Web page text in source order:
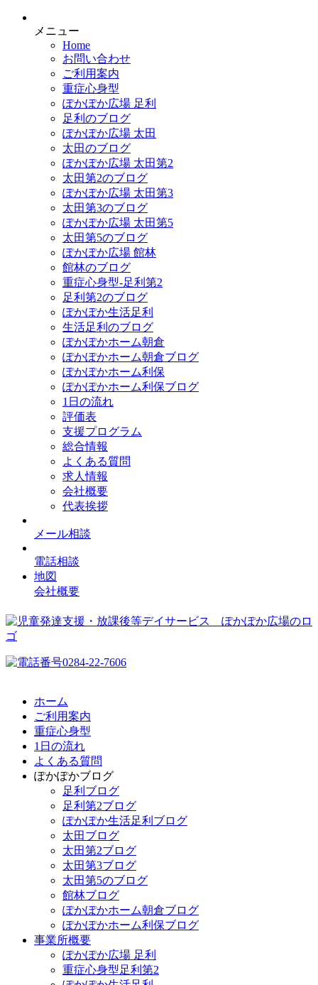
メニュー
Home
お問い合わせ
ご利用案内
重症心身型
ぽかぽか広場 足利
足利のブログ
ぽかぽか広場 太田
太田のブログ
ぽかぽか広場 太田第2
太田第2のブログ
ぽかぽか広場 太田第3
太田第3のブログ
ぽかぽか広場 太田第5
太田第5のブログ
ぽかぽか広場 館林
館林のブログ
重症心身型-足利第2
足利第2のブログ
ぽかぽか生活足利
生活足利のブログ
ぽかぽかホーム朝倉
ぽかぽかホーム朝倉ブログ
ぽかぽかホーム利保
ぽかぽかホーム利保ブログ
1日の流れ
評価表
支援プログラム
総合情報
よくある質問
求人情報
会社概要
代表挨拶
メール相談
電話相談
地図
会社概要
ホーム
ご利用案内
重症心身型
1日の流れ
よくある質問
ぽかぽかブログ
足利ブログ
足利第2ブログ
ぽかぽか生活足利ブログ
太田ブログ
太田第2ブログ
太田第3ブログ
太田第5のブログ
館林ブログ
ぽかぽかホーム朝倉ブログ
ぽかぽかホーム利保ブログ
事業所概要
ぽかぽか広場 足利
重症心身型足利第2